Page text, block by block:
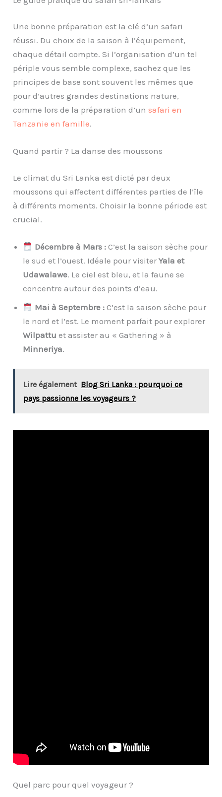
Une bonne préparation est la clé d’un safari
réussi. Du choix de la saison à l’équipement,
chaque détail compte. Si l’organisation d’un tel
périple vous semble complexe, sachez que les
principes de base sont souvent les mêmes que
pour d’autres grandes destinations nature,
comme lors de la préparation d’un safari en
Tanzanie en famille.
Quand partir ? La danse des moussons
Le climat du Sri Lanka est dicté par deux
moussons qui affectent différentes parties de l’île
à différents moments. Choisir la bonne période est
crucial.
Décembre à Mars :C’est la saison sèche pour
le sud et l’ouest. Idéale pour visiterYala et
Udawalawe. Le ciel est bleu, et la faune se
concentre autour des points d’eau.
Mai à Septembre :C’est la saison sèche pour
le nord et l’est. Le moment parfait pour explorer
Wilpattu et assister au « Gathering » à
Minneriya.
Lire également Blog Sri Lanka : pourquoi ce
pays passionne les voyageurs ?
Quel parc pour quel voyageur ?